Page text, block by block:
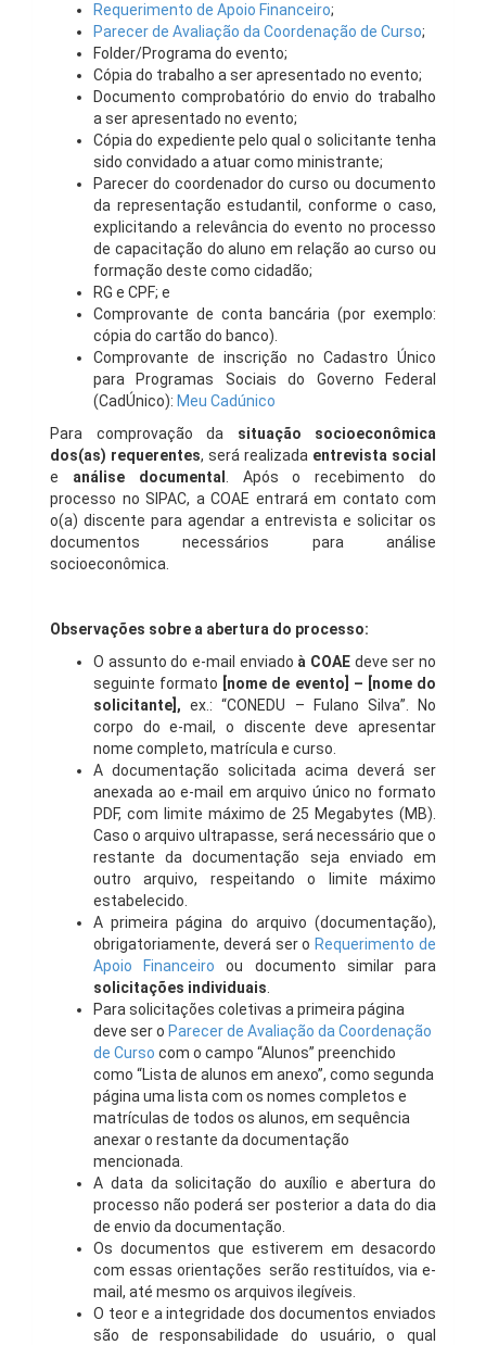
Requerimento de Apoio Financeiro;
Parecer de Avaliação da Coordenação de Curso;
Folder/Programa do evento;
Cópia do trabalho a ser apresentado no evento;
Documento comprobatório do envio do trabalho
a ser apresentado no evento;
Cópia do expediente pelo qual o solicitante tenha
sido convidado a atuar como ministrante;
Parecer do coordenador do curso ou documento
da representação estudantil, conforme o caso,
explicitando a relevância do evento no processo
de capacitação do aluno em relação ao curso ou
formação deste como cidadão;
RG e CPF; e
Comprovante de conta bancária (por exemplo:
cópia do cartão do banco).
Comprovante de inscrição no Cadastro Único
para Programas Sociais do Governo Federal
(CadÚnico): Meu Cadúnico
Para comprovação da situação socioeconômica
dos(as) requerentes, será realizada entrevista social
e análise documental
. Após o recebimento do
processo no SIPAC, a COAE entrará em contato com
o(a) discente para agendar a entrevista e solicitar os
documentos necessários para análise
socioeconômica.
Observações sobre a abertura do processo:
O assunto do e-mail enviado à COAE deve ser no
seguinte formato
[nome de evento] – [nome do
solicitante],ex.: “CONEDU – Fulano Silva”. No
corpo do e-mail, o discente deve apresentar
nome completo, matrícula e curso.
A documentação solicitada acima deverá ser
anexada ao e-mail em arquivo único no formato
PDF, com limite máximo de 25 Megabytes (MB).
Caso o arquivo ultrapasse, será necessário que o
restante da documentação seja enviado em
outro arquivo, respeitando o limite máximo
estabelecido.
A primeira página do arquivo (documentação),
obrigatoriamente, deverá ser o Requerimento de
Apoio Financeiroou documento similar para
solicitações individuais
Para solicitações coletivas a primeira página
deve ser o Parecer de Avaliação da Coordenação
de Curso com o campo “Alunos” preenchido
como “Lista de alunos em anexo”, como segunda
página uma lista com os nomes completos e
matrículas de todos os alunos, em sequência
anexar o restante da documentação
mencionada.
A data da solicitação do auxílio e abertura do
processo não poderá ser posterior a data do dia
de envio da documentação.
Os documentos que estiverem em desacordo
com essas orientações serão restituídos, via e-
mail, até mesmo os arquivos ilegíveis.
O teor e a integridade dos documentos enviados
são de responsabilidade do usuário, o qual